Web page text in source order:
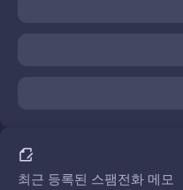
최근 등록된 스팸전화 메모